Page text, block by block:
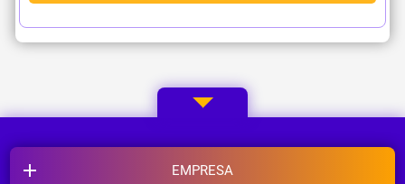
EMPRESA